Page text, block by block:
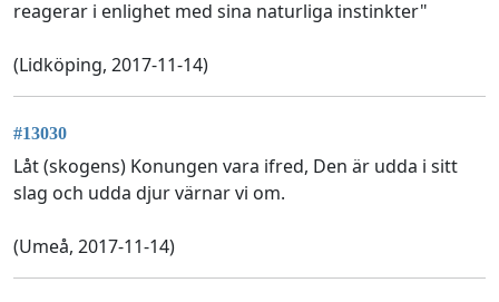
reagerar i enlighet med sina naturliga instinkter"
(Lidköping, 2017-11-14)
#13030
Låt (skogens) Konungen vara ifred, Den är udda i sitt
slag och udda djur värnar vi om.
(Umeå, 2017-11-14)